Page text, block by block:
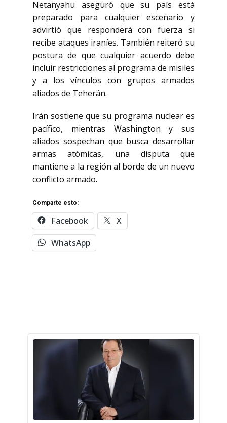
Netanyahu aseguró que su país está
preparado para cualquier escenario y
advirtió que responderá con fuerza si
recibe ataques iraníes. También reiteró su
postura de que cualquier acuerdo debe
incluir restricciones al programa de misiles
y a los vínculos con grupos armados
aliados de Teherán.
Irán sostiene que su programa nuclear es
pacífico, mientras Washington y sus
aliados sospechan que busca desarrollar
armas atómicas, una disputa que
mantiene a la región al borde de un nuevo
conflicto armado.
Comparte esto:
Facebook
X
WhatsApp